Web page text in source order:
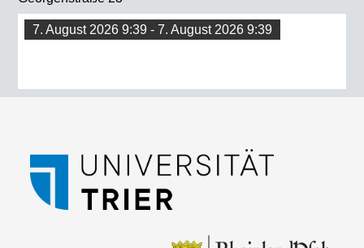
7. August 2026 9:39 - 7. August 2026 9:39